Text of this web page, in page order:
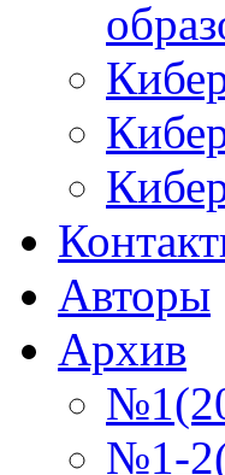
Авторы
Архив
№1-